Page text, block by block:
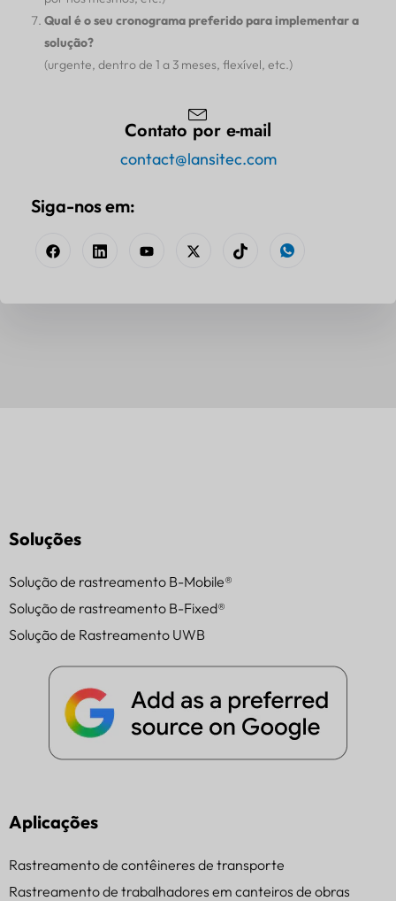
Qual é o seu cronograma preferido para implementar a
solução?
(urgente, dentro de 1 a 3 meses, flexível, etc.)
Contato por e-mail
contact@lansitec.com
Siga-nos em:
Soluções
Solução de rastreamento B-Mobile®
Solução de rastreamento B-Fixed®
Solução de Rastreamento UWB
Aplicações
Rastreamento de contêineres de transporte
Rastreamento de trabalhadores em canteiros de obras